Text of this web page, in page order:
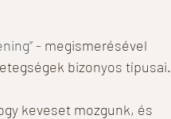
- megismerésével
bizonyos típusai.
keveset mozgunk, és